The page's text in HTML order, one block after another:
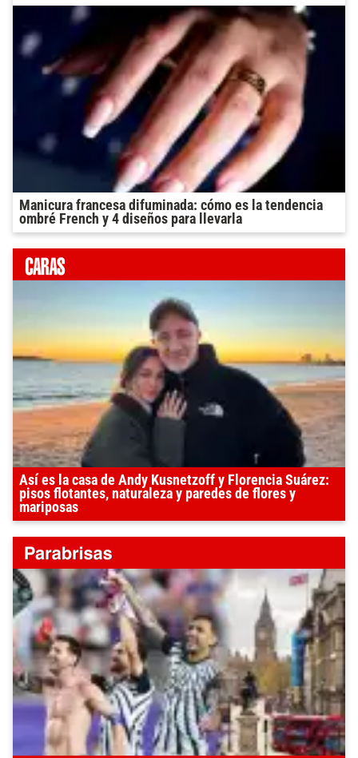
Manicura francesa difuminada: cómo es la tendencia
ombré French y 4 diseños para llevarla
Así es la casa de Andy Kusnetzoff y Florencia Suárez:
pisos flotantes, naturaleza y paredes de flores y
mariposas